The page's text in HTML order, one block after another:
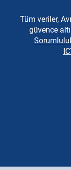
Tüm veriler,
güvence